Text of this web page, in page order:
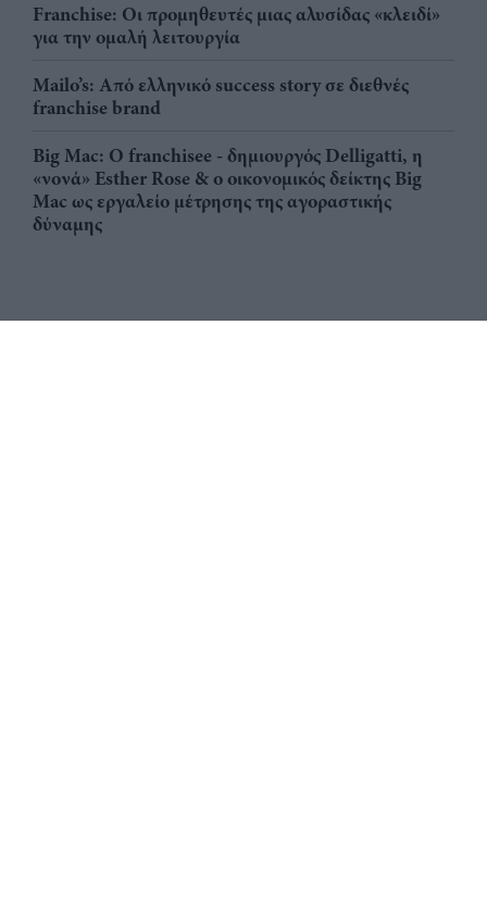
Franchise: Οι προμηθευτές μιας αλυσίδας «κλειδί»
για την ομαλή λειτουργία
Mailo’s: Από ελληνικό success story σε διεθνές
franchise brand
Big Mac: Ο franchisee - δημιουργός Delligatti, η
«νονά» Esther Rose & ο οικονομικός δείκτης Big
Mac ως εργαλείο μέτρησης της αγοραστικής
δύναμης